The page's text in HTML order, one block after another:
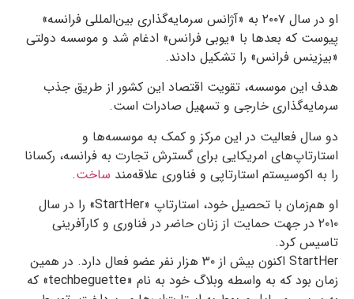
او در سال ۲۰۰۷ به «آژانس سرمایه‌گذاری بین‌المللی فرانسه»
پیوست که بعدها با «یوبی فرانس» ادغام شد و موسسه دولتی
«بیزینس فرانس» را تشکیل دادند.
هدف این موسسه، تقویت اقتصاد این کشور از طریق جذب
سرمایه‌گذاری خارجی و تسهیل صادرات است.
دو سال فعالیت در این مرکز و کمک به موسسه‌ها و
استارتاپ‌های امریکایی برای گسترش تجارت به فرانسه، رکسانا
را به اکوسیستم استارتاپی و فناوری علاقه‌مندساخت.
او هم‌زمان با تحصیل خود، استارتاپ «StartHer» را در سال
۲۰۱۰ در جهت حمایت از زنان حاضر در فناوری و کارآفرینی
تاسیس کرد.
StartHer اکنون بیش از ۳۰ هزار نفر عضو فعال دارد. در همین
زمان بود که به واسطه وبلاگ خود به نام «techbeguette» که